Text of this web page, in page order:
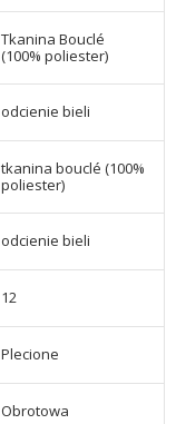
Tkanina Bouclé
(100% poliester)
odcienie bieli
tkanina bouclé (100%
poliester)
odcienie bieli
12
Plecione
Obrotowa